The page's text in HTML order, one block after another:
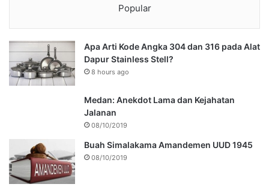
Popular
Apa Arti Kode Angka 304 dan 316 pada Alat
Dapur Stainless Stell?
8 hours ago
Medan: Anekdot Lama dan Kejahatan
Jalanan
08/10/2019
Buah Simalakama Amandemen UUD 1945
08/10/2019